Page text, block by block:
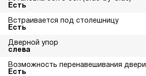
Есть
Встраивается под столешницу
Есть
Дверной упор
слева
Возможность перенавешивания двери
Есть